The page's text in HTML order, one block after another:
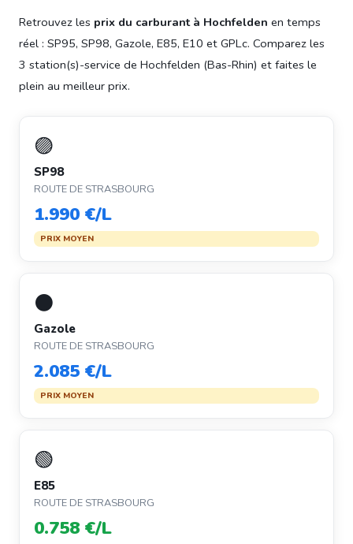
Retrouvez les prix du carburant à Hochfelden en temps
réel : SP95, SP98, Gazole, E85, E10 et GPLc. Comparez les
3 station(s)-service de Hochfelden (Bas-Rhin) et faites le
plein au meilleur prix.
🟣
SP98
ROUTE DE STRASBOURG
1.990 €/L
PRIX MOYEN
⚫
Gazole
ROUTE DE STRASBOURG
2.085 €/L
PRIX MOYEN
🟢
E85
ROUTE DE STRASBOURG
0.758 €/L